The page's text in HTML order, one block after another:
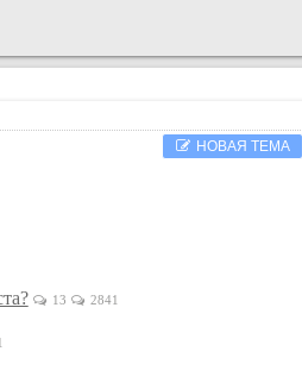
НОВАЯ ТЕМА
13 2841